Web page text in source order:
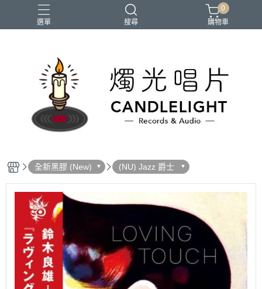
選單 搜尋
2026大港開唱 聖誕節 鏈鋸人蕾潔篇 黑潮好針
0
購物車
全新黑膠 (New) (NU) Jazz 爵士